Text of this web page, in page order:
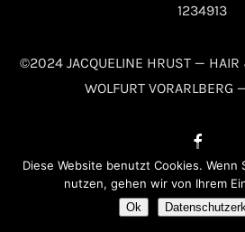
1234913
©2024 JACQUELINE HRUST —
WOLFURT
Diese Website benutzt Cookies. Wenn
nutzen, gehen wir von Ihrem
Ok